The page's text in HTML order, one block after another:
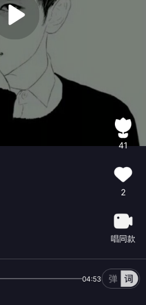
41
2
唱同款
04:53